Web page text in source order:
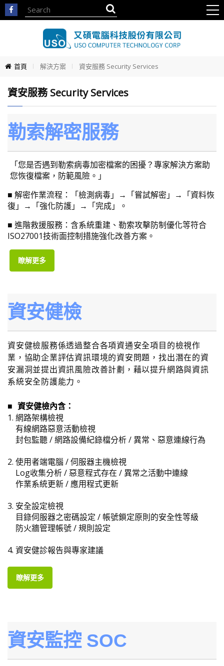
首頁 解決方案 資安服務 Security Services
資安服務 Security Services
勒索解密服務
「您是否遇到勒索病毒加密檔案的困擾？專家解決方案助
您恢復檔案，防範風險。」
■ 解密作業流程：「檢測病毒」→「嘗試解密」→「資料恢
復」→「強化防護」→「完成」。
■ 進階救援服務：含系統重建、勒索攻擊防制優化等符合
ISO27001技術面控制措施強化改善方案。
瞭解更多
資安健檢
資安健檢服務係透過整合各項資通安全項目的檢視作
業，協助企業評估資訊環境的資安問題，找出潛在的資
安漏洞並提出資訊風險改善計劃，藉以提升網路與資訊
系統安全防護能力。
■資安健檢內含：
1. 網路架構檢視
有線網路惡意活動檢視
封包監聽 / 網路設備紀錄檔分析 / 異常、惡意連線行為
2. 使用者端電腦 / 伺服器主機檢視
Log收集分析 / 惡意程式存在 / 異常之活動中連線
作業系統更新 / 應用程式更新
3. 安全設定檢視
目錄伺服器之密碼設定 / 帳號鎖定原則的安全性等級
防火牆管理帳號 / 規則設定
4. 資安健診報告與專家建議
瞭解更多
資安監控 SOC